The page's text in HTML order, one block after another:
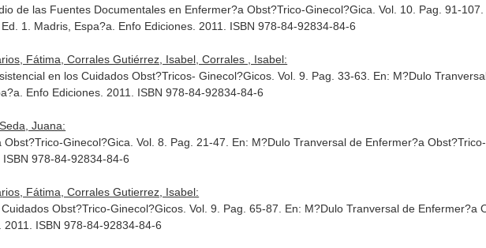
de las Fuentes Documentales en Enfermer?a Obst?Trico-Ginecol?Gica. Vol. 10. Pag. 91-107.
. Ed. 1. Madris, Espa?a. Enfo Ediciones. 2011. ISBN 978-84-92834-84-6
Fátima, Corrales Gutiérrez, Isabel, Corrales , Isabel:
en los Cuidados Obst?Tricos- Ginecol?Gicos. Vol. 9. Pag. 33-63. En: M?Dulo
Enfo Ediciones. 2011. ISBN 978-84-92834-84-6
Juana:
Ginecol?Gica. Vol. 8. Pag. 21-47. En: M?Dulo Tranversal de Enfermer?a
978-84-92834-84-6
Fátima, Corrales Gutierrez, Isabel:
Obst?Trico-Ginecol?Gicos. Vol. 9. Pag. 65-87. En: M?Dulo Tranversal de Enfermer?a
ISBN 978-84-92834-84-6